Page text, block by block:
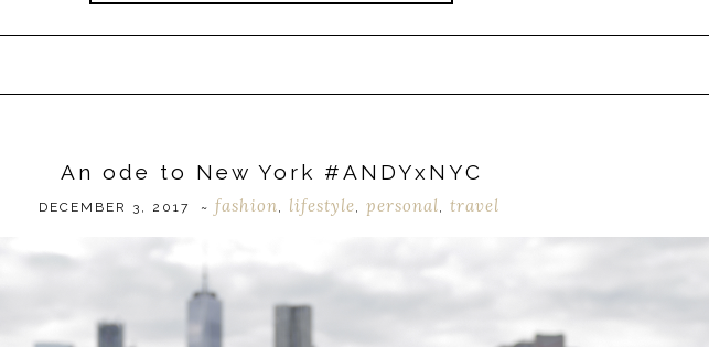
An ode to New York #ANDYxNYC
DECEMBER 3, 2017 ~ fashion, lifestyle, personal, travel